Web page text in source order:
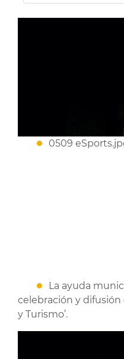
0509
La ayuda
celebración y difusión
y Turismo’.